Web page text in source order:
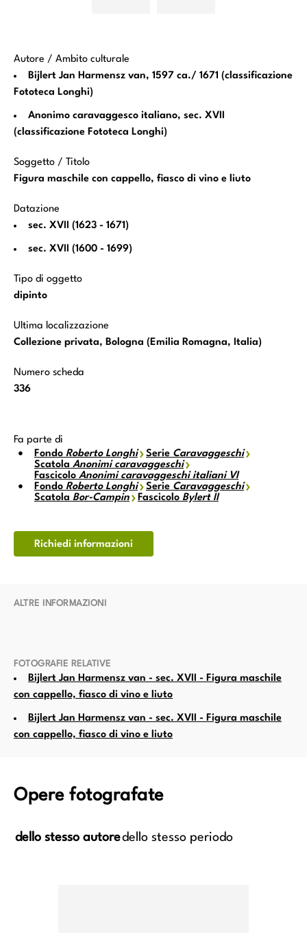
Autore / Ambito culturale
Bijlert Jan Harmensz van, 1597 ca./ 1671 (classificazione
Fototeca Longhi)
Anonimo caravaggesco italiano, sec. XVII
(classificazione Fototeca Longhi)
Soggetto / Titolo
Figura maschile con cappello, fiasco di vino e liuto
Datazione
sec. XVII (1623 - 1671)
sec. XVII (1600 - 1699)
Tipo di oggetto
dipinto
Ultima localizzazione
Collezione privata, Bologna (Emilia Romagna, Italia)
Numero scheda
336
Fa parte di
Fondo Roberto Longhi Serie Caravaggeschi
Scatola Anonimi caravaggeschi
Fascicolo Anonimi caravaggeschi italiani VI
Fondo Roberto Longhi Serie Caravaggeschi
Scatola Bor-Campin Fascicolo Bylert II
Richiedi informazioni
ALTRE INFORMAZIONI
FOTOGRAFIE RELATIVE
Bijlert Jan Harmensz van - sec. XVII - Figura maschile
con cappello, fiasco di vino e liuto
Bijlert Jan Harmensz van - sec. XVII - Figura maschile
con cappello, fiasco di vino e liuto
Opere fotografate
dello stesso autoredello stesso periodo